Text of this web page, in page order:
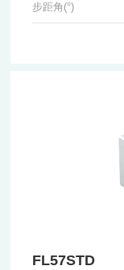
步距角(°)
FL57STD